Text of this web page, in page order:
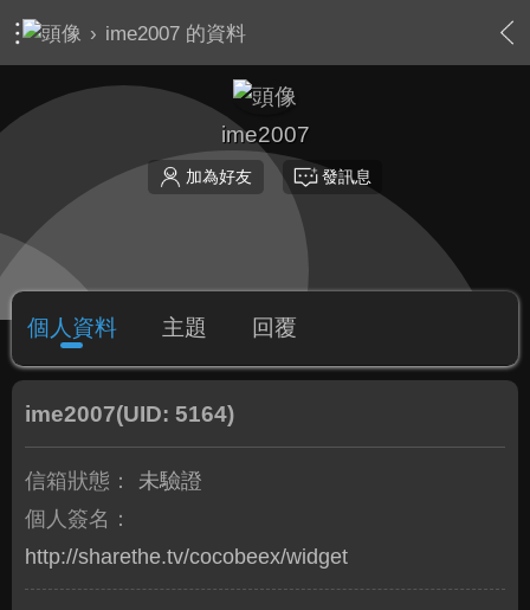
› ime2007 的資料
ime2007
加為好友 發訊息
個人資料 主題 回覆
ime2007(UID: 5164)
信箱狀態：
未驗證
個人簽名：
http://sharethe.tv/cocobeex/widget